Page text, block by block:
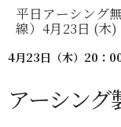
平日アーシング
線）4月23日 (木)
4月23日（木）20：
アーシング